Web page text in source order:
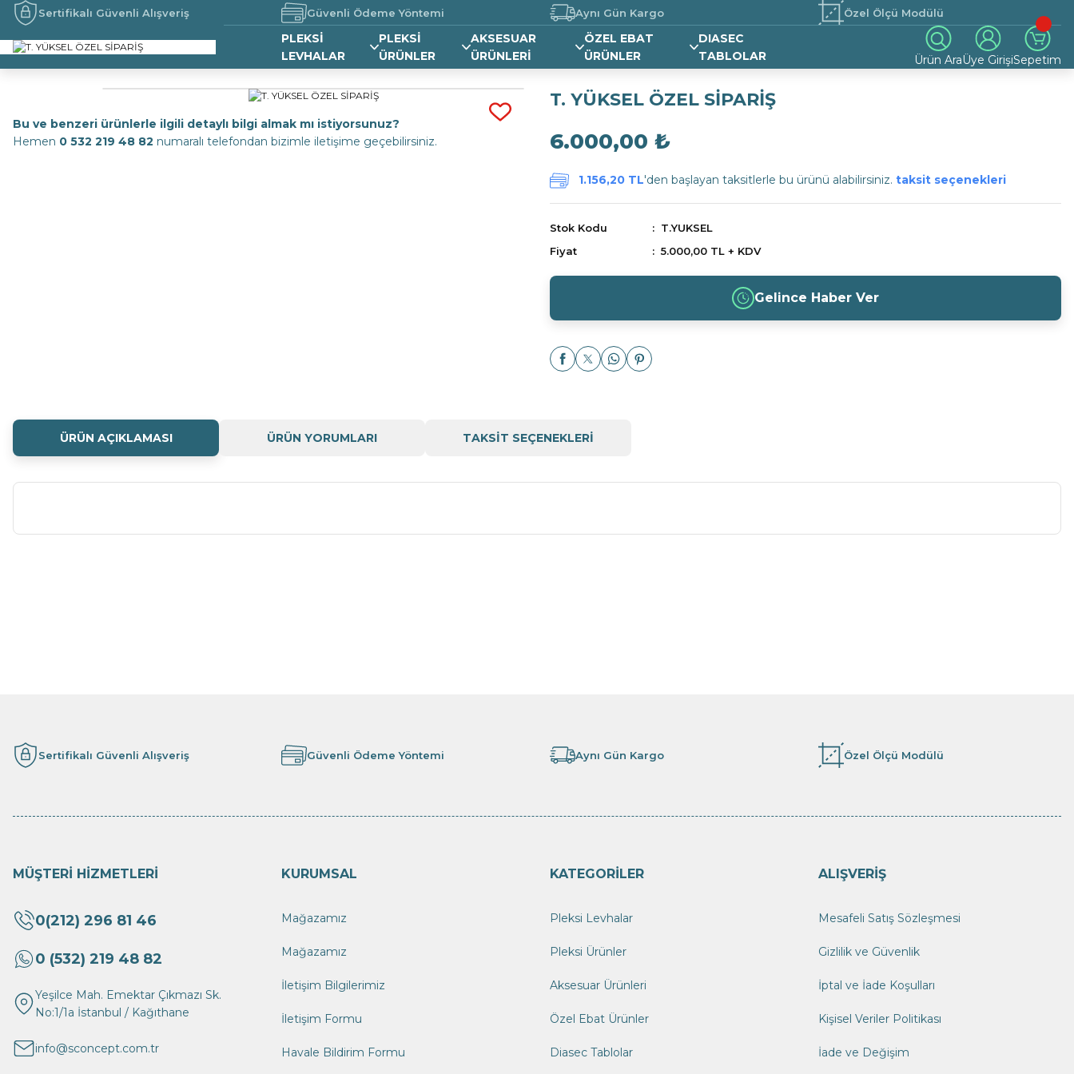
Sertifikalı Güvenli Alışveriş Güvenli Ödeme Yöntemi Aynı Gün Kargo Özel Ölçü Modülü
PLEKSİ
LEVHALAR
PLEKSİ
ÜRÜNLER
AKSESUAR
ÜRÜNLERİ
ÖZEL EBAT
ÜRÜNLER
DIASEC
TABLOLAR
Ürün AraÜye GirişiSepetim
Bu ve benzeri ürünlerle ilgili detaylı bilgi almak mı istiyorsunuz?
Hemen 0 532 219 48 82 numaralı telefondan bizimle iletişime geçebilirsiniz.
T. YÜKSEL ÖZEL SİPARİŞ
6.000,00 ₺
1.156,20 TL'den başlayan taksitlerle bu ürünü alabilirsiniz. taksit seçenekleri
Stok Kodu
T.YUKSEL
Fiyat
5.000,00 TL + KDV
Gelince Haber Ver
ÜRÜN AÇIKLAMASI ÜRÜN YORUMLARI TAKSİT SEÇENEKLERİ
Sertifikalı Güvenli Alışveriş Güvenli Ödeme Yöntemi Aynı Gün Kargo Özel Ölçü Modülü
MÜŞTERİ HİZMETLERİ
0(212) 296 81 46
0 (532) 219 48 82
Yeşilce Mah. Emektar Çıkmazı Sk.
No:1/1a İstanbul / Kağıthane
info@sconcept.com.tr
KURUMSAL
Mağazamız
Mağazamız
İletişim Bilgilerimiz
İletişim Formu
Havale Bildirim Formu
KATEGORİLER
Pleksi Levhalar
Pleksi Ürünler
Aksesuar Ürünleri
Özel Ebat Ürünler
Diasec Tablolar
ALIŞVERİŞ
Mesafeli Satış Sözleşmesi
Gizlilik ve Güvenlik
İptal ve İade Koşulları
Kişisel Veriler Politikası
İade ve Değişim